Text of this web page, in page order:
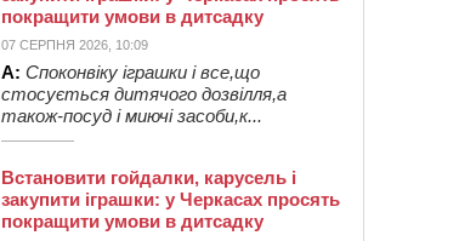
покращити умови в дитсадку
07 СЕРПНЯ 2026, 10:09
А: Споконвіку іграшки і все,що
стосується дитячого дозвілля,а
також-посуд і миючі засоби,к...
Встановити гойдалки, карусель і
закупити іграшки: у Черкасах просять
покращити умови в дитсадку